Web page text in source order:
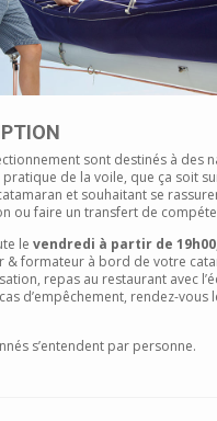
sont destinés à des
de la voile, que ça soit
et souhaitant se
ou faire un transfert de
le vendredi à partir de 19h00
& formateur à bord de votre
repas au restaurant avec
d’empêchement, rendez-vous
s’entendent par personne.